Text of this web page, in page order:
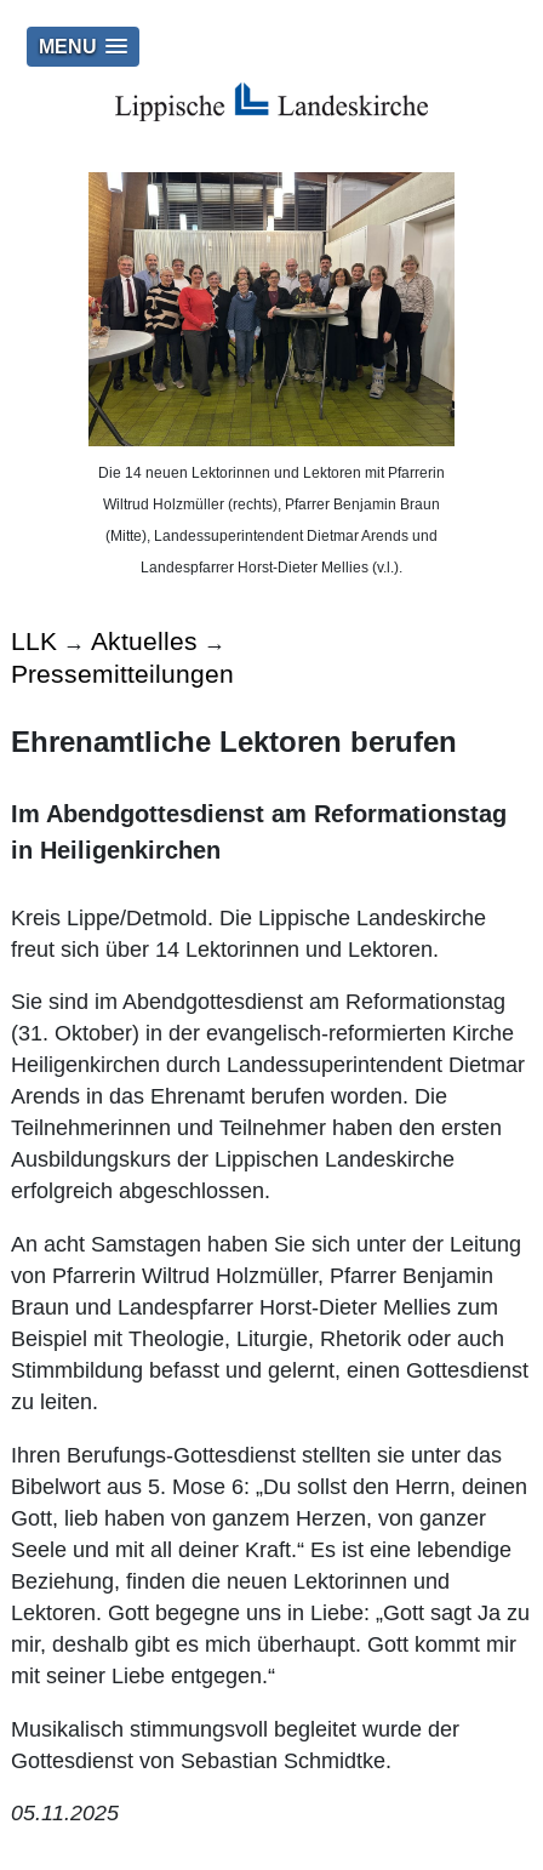
MENU
Die 14 neuen Lektorinnen und Lektoren mit Pfarrerin
Wiltrud Holzmüller (rechts), Pfarrer Benjamin Braun
(Mitte), Landessuperintendent Dietmar Arends und
Landespfarrer Horst-Dieter Mellies (v.l.).
LLK→ Aktuelles →
Pressemitteilungen
Ehrenamtliche Lektoren berufen
Im Abendgottesdienst am Reformationstag
in Heiligenkirchen
Kreis Lippe/Detmold. Die Lippische Landeskirche
freut sich über 14 Lektorinnen und Lektoren.
Sie sind im Abendgottesdienst am Reformationstag
(31. Oktober) in der evangelisch-reformierten Kirche
Heiligenkirchen durch Landessuperintendent Dietmar
Arends in das Ehrenamt berufen worden. Die
Teilnehmerinnen und Teilnehmer haben den ersten
Ausbildungskurs der Lippischen Landeskirche
erfolgreich abgeschlossen.
An acht Samstagen haben Sie sich unter der Leitung
von Pfarrerin Wiltrud Holzmüller, Pfarrer Benjamin
Braun und Landespfarrer Horst-Dieter Mellies zum
Beispiel mit Theologie, Liturgie, Rhetorik oder auch
Stimmbildung befasst und gelernt, einen Gottesdienst
zu leiten.
Ihren Berufungs-Gottesdienst stellten sie unter das
Bibelwort aus 5. Mose 6: „Du sollst den Herrn, deinen
Gott, lieb haben von ganzem Herzen, von ganzer
Seele und mit all deiner Kraft.“ Es ist eine lebendige
Beziehung, finden die neuen Lektorinnen und
Lektoren. Gott begegne uns in Liebe: „Gott sagt Ja zu
mir, deshalb gibt es mich überhaupt. Gott kommt mir
mit seiner Liebe entgegen.“
Musikalisch stimmungsvoll begleitet wurde der
Gottesdienst von Sebastian Schmidtke.
05.11.2025